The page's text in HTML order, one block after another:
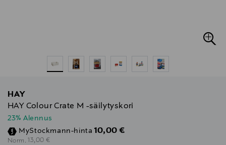
HAY
HAY Colour Crate M -säilytyskori
23% Alennus
MyStockmann-hinta Discounted Price
10,00 €
Norm. Original Price
13,00 €